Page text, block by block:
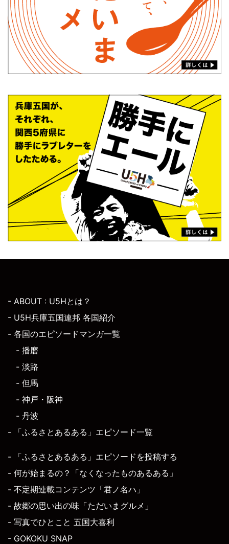
- ABOUT : U5Hとは？
- U5H兵庫五国連邦 各国紹介
- 各国のエピソードマンガ一覧
- 播磨
- 淡路
- 但馬
- 神戸・阪神
- 丹波
- 「ふるさとあるある」エピソード一覧
- 「ふるさとあるある」エピソードを投稿する
- 何が始まるの？「なくなったものあるある」
- 不定期連載コンテンツ「君ノ名ハ」
- 故郷の思い出の味「ただいまグルメ」
- 写真でひとこと 五国大喜利
- GOKOKU SNAP